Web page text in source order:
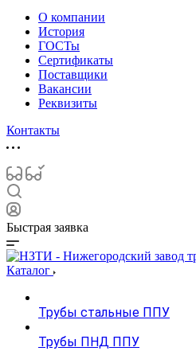
О компании
История
ГОСТы
Сертификаты
Поставщики
Вакансии
Реквизиты
Контакты
Быстрая заявка
Каталог
Трубы стальные ППУ
Трубы ПНД ППУ